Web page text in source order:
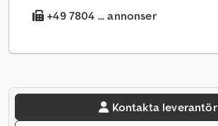
+49 7804 ... annonser
Kontakta leverantör